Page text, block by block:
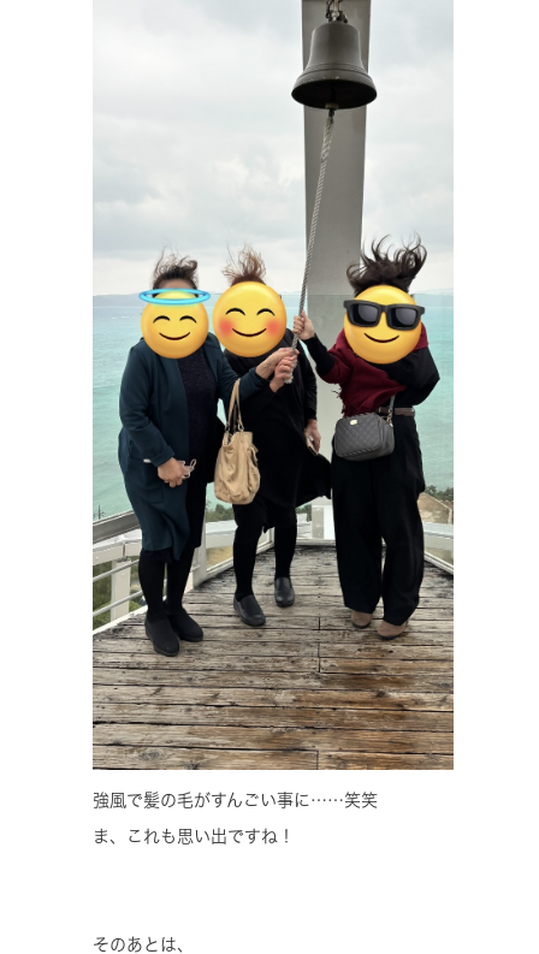
強風で髪の毛がすんごい事に……笑笑
ま、これも思い出ですね！
そのあとは、